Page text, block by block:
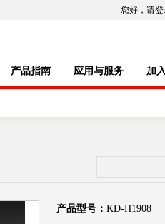
您好，请
产品指南 应用与服务 加
产品型号： KD-H1908